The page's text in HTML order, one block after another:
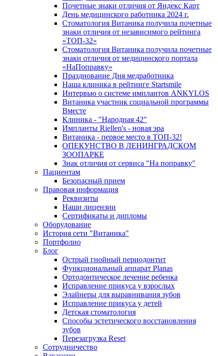
Почетные знаки отличия от Яндекс Карт
День медицинского работника 2024 г.
Стоматология Витаника получила почетные
знаки отличия от независимого рейтинга
«ТОП-32»
Стоматология Витаника получила почетные
знаки отличия от медицинского портала
«НаПоправку»
Празднование Дня медработника
Наша клиника в рейтинге Startsmile
Интервью о системе имплантов ANKYLOS
Витаника участник социальной программы
Вместе
Клиника - "Народная 42"
Импланты Riellen's - новая эра
Витаника - первое место в ТОП-32!
ОПЕКУНСТВО В ЛЕНИНГРАДСКОМ
ЗООПАРКЕ
Знак отличия от сервиса "На поправку"
Пациентам
Безопасный прием
Правовая информация
Реквизиты
Наши лицензии
Сертификаты и дипломы
Оборудование
История сети "Витаника"
Портфолио
Блог
Острый гнойный периодонтит
Функциональный аппарат Planas
Ортодонтическое лечение ребенка
Исправление прикуса у взрослых
Элайнеры для выравнивания зубов
Исправление прикуса у детей
Детская стоматология
Способы эстетического восстановления
зубов
Перезагрузка Reset
Сотрудничество